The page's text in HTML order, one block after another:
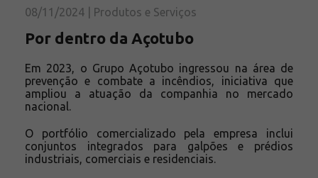
Ouvidoria
Blog
ESG
Trabalhe conosco
08/11/2024 | Produtos e Serviços
Por dentro da Açotubo
Em 2023, o Grupo Açotubo ingressou na área de
prevenção e combate a incêndios, iniciativa que
ampliou a atuação da companhia no mercado
nacional.
O portfólio comercializado pela empresa inclui
conjuntos integrados para galpões e prédios
industriais, comerciais e residenciais.